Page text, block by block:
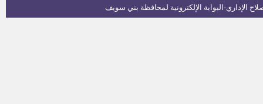
الضرائب العقارية